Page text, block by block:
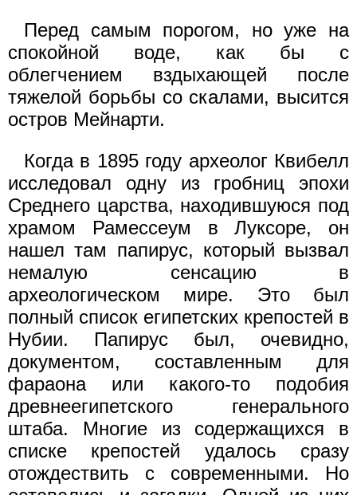
Перед самым порогом, но уже на
спокойной воде, как бы с
облегчением вздыхающей после
тяжелой борьбы со скалами, высится
остров Мейнарти.
Когда в 1895 году археолог Квибелл
исследовал одну из гробниц эпохи
Среднего царства, находившуюся под
храмом Рамессеум в Луксоре, он
нашел там папирус, который вызвал
немалую сенсацию в
археологическом мире. Это был
полный список египетских крепостей в
Нубии. Папирус был, очевидно,
документом, составленным для
фараона или какого-то подобия
древнеегипетского генерального
штаба. Многие из содержащихся в
списке крепостей удалось сразу
отождествить с современными. Но